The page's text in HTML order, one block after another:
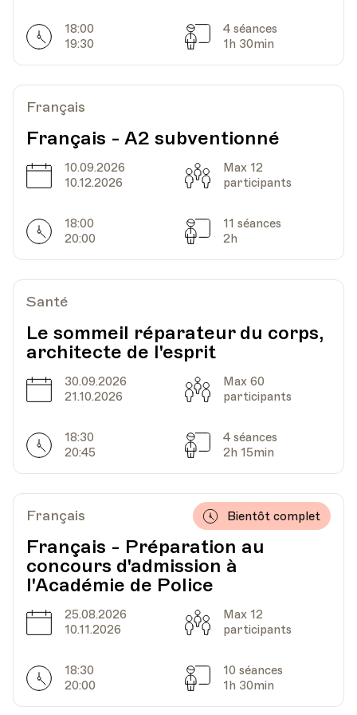
Date
05.03.2025 Heure
19.45
Lieu1005, Lausanne
Date
12.03.2025 Heure
19.45
HEP - Haute Ecole Pédagogique - Salle 723
Av. de Cour 33
Date19.03.2025 Heure
19.45
Lieu
HEP - Haute Ecole Pédagogique - Salle 723
1005, Lausanne
Date26.03.2025 Heure
19.45
HEP - Haute Ecole Pédagogique - Salle 723
Av. de Cour 33
Date
02.04.2025 Heure
19.45
Lieu
HEP - Haute Ecole Pédagogique - Salle 723
1005, Lausanne
Av. de Cour 33
Horarires
18:00
19:30
Séances
4 séances
1h 30min
Français
Français - A2 subventionné
Date
10.09.2026
10.12.2026
Capacité
Max 12
participants
Horarires
18:00
20:00
Séances
11 séances
2h
Santé
Le sommeil réparateur du corps,
architecte de l'esprit
Date
30.09.2026
21.10.2026
Capacité
Max 60
participants
Horarires
18:30
20:45
Séances
4 séances
2h 15min
Français
Français - Préparation au
concours d'admission à
l'Académie de Police
Bientôt complet
Date
25.08.2026
10.11.2026
Capacité
Max 12
participants
Horarires
18:30
20:00
Séances
10 séances
1h 30min